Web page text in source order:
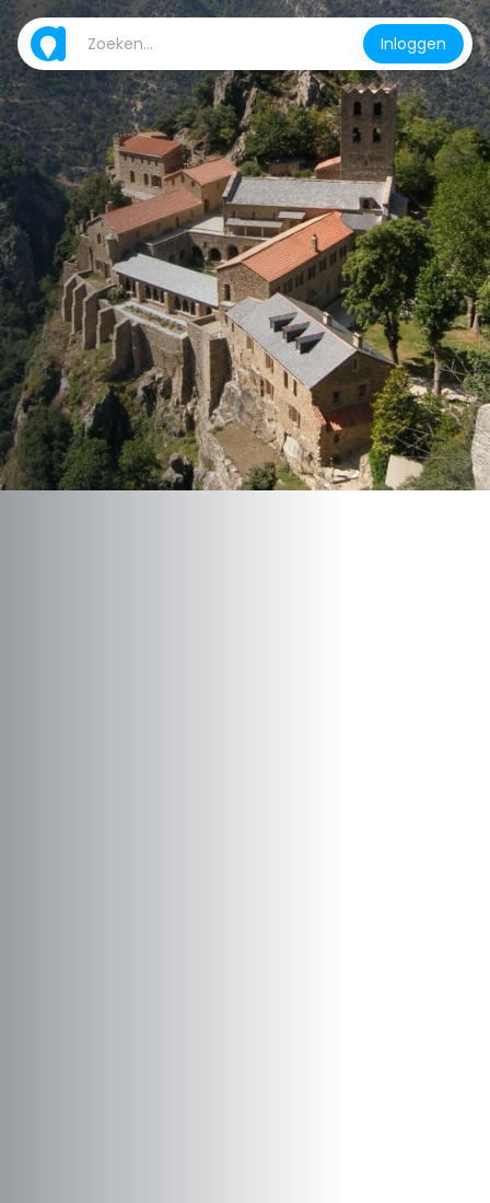
Inloggen